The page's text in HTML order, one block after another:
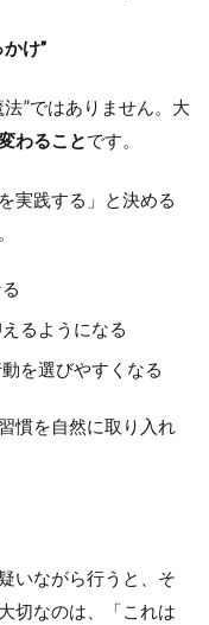
け”
”ではありません。大
わることです。
実践する」と決める
るようになる
を選びやすくなる
慣を自然に取り入れ
いながら行うと、そ
切なのは、「これは